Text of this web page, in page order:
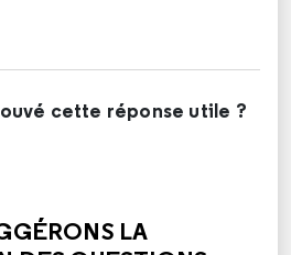
cette réponse utile ?
LA